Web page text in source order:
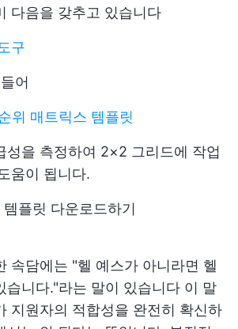
다음을 갖추고 있습니다
구
어
위 매트릭스 템플릿
성을 측정하여 2×2 그리드에 작업
움이 됩니다.
템플릿 다운로드하기
속담에는 "헬 예스가 아니라면 헬
습니다."라는 말이 있습니다 이 말
지원자의 적합성을 완전히 확신하